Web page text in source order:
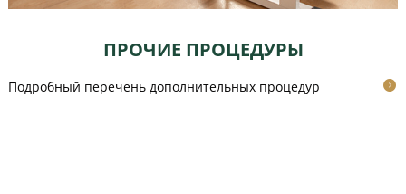
ПРОЧИЕ ПРОЦЕДУРЫ
Подробный перечень дополнительных процедур